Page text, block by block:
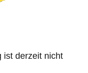
ist derzeit nicht